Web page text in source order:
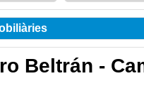
Beltrán -